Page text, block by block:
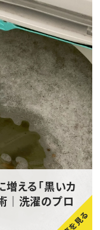
増える「黒いカ
｜洗濯のプロ